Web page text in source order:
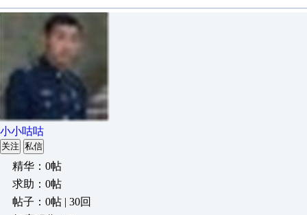
小小咕咕
关注 私信
精华：0帖
求助：0帖
帖子：0帖 | 30回